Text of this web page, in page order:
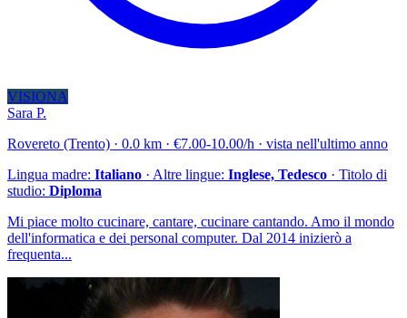
VISIONA
Sara P.
Rovereto (Trento) · 0.0 km · €7.00-10.00/h · vista nell'ultimo anno
Lingua madre: Italiano · Altre lingue: Inglese, Tedesco · Titolo di
studio: Diploma
Mi piace molto cucinare, cantare, cucinare cantando. Amo il mondo
dell'informatica e dei personal computer. Dal 2014 inizierò a
frequenta...